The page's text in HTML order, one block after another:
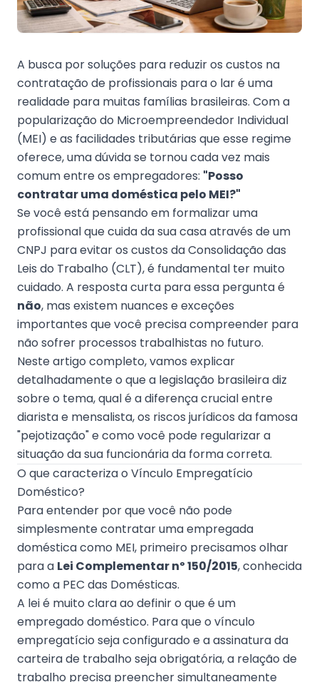
A busca por soluções para reduzir os custos na
contratação de profissionais para o lar é uma
realidade para muitas famílias brasileiras. Com a
popularização do Microempreendedor Individual
(MEI) e as facilidades tributárias que esse regime
oferece, uma dúvida se tornou cada vez mais
comum entre os empregadores: "Posso
contratar uma doméstica pelo MEI?"
Se você está pensando em formalizar uma
profissional que cuida da sua casa através de um
CNPJ para evitar os custos da Consolidação das
Leis do Trabalho (CLT), é fundamental ter muito
cuidado. A resposta curta para essa pergunta é
não, mas existem nuances e exceções
importantes que você precisa compreender para
não sofrer processos trabalhistas no futuro.
Neste artigo completo, vamos explicar
detalhadamente o que a legislação brasileira diz
sobre o tema, qual é a diferença crucial entre
diarista e mensalista, os riscos jurídicos da famosa
"pejotização" e como você pode regularizar a
situação da sua funcionária da forma correta.
O que caracteriza o Vínculo Empregatício
Doméstico?
Para entender por que você não pode
simplesmente contratar uma empregada
doméstica como MEI, primeiro precisamos olhar
para a Lei Complementar nº 150/2015, conhecida
como a PEC das Domésticas.
A lei é muito clara ao definir o que é um
empregado doméstico. Para que o vínculo
empregatício seja configurado e a assinatura da
carteira de trabalho seja obrigatória, a relação de
trabalho precisa preencher simultaneamente